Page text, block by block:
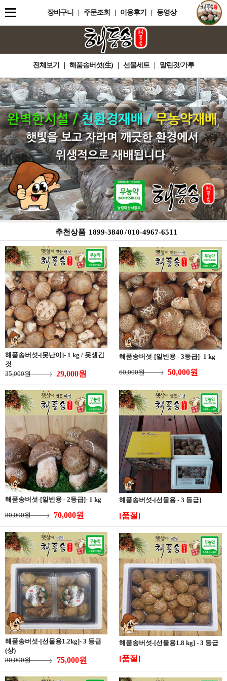
장바구니 주문조회 이용후기 동영상
전체보기 해품송버섯(生) 선물세트| 말린것/가루
추천상품 1899-3840 / 010-4967-6511
해품송버섯-[못난이]- 1 kg / 못생긴
것
35,000원
29,000원
해품송버섯-[일반용 - 3등급]- 1 kg
60,000원 50,000원
해품송버섯-[일반용 - 2등급]- 1 kg
80,000원 70,000원
해품송버섯-[선물용 - 3 등급]
[품절]
해품송버섯-[선물용1.2kg]- 3 등급
(상)
80,000원
75,000원
해품송버섯-[선물용1.8 kg] - 3 등급
[품절]